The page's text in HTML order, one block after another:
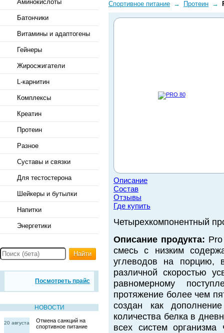
Аминокислоты
Батончики
Витамины и адаптогены
Гейнеры
Жиросжигатели
L-карнитин
Комплексы
Креатин
Протеин
Разное
Суставы и связки
Для тестостерона
Шейкеры и бутылки
Напитки
Энергетики
Найти
Посмотреть прайс
НОВОСТИ
20 августа
Отмена санкций на
спортивное питание
Спортивное питание → Протеин →
Описание
Состав
Отзывы
Где купить
Четырехкомпонентный
Описание продукта:
смесь с низким
углеводов на порцию,
различной скоростью
равномерному
протяжение более чем
создан как
количества белка в
всех систем организма